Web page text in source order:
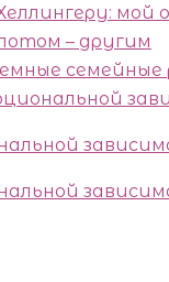
мой
– другим
семейные